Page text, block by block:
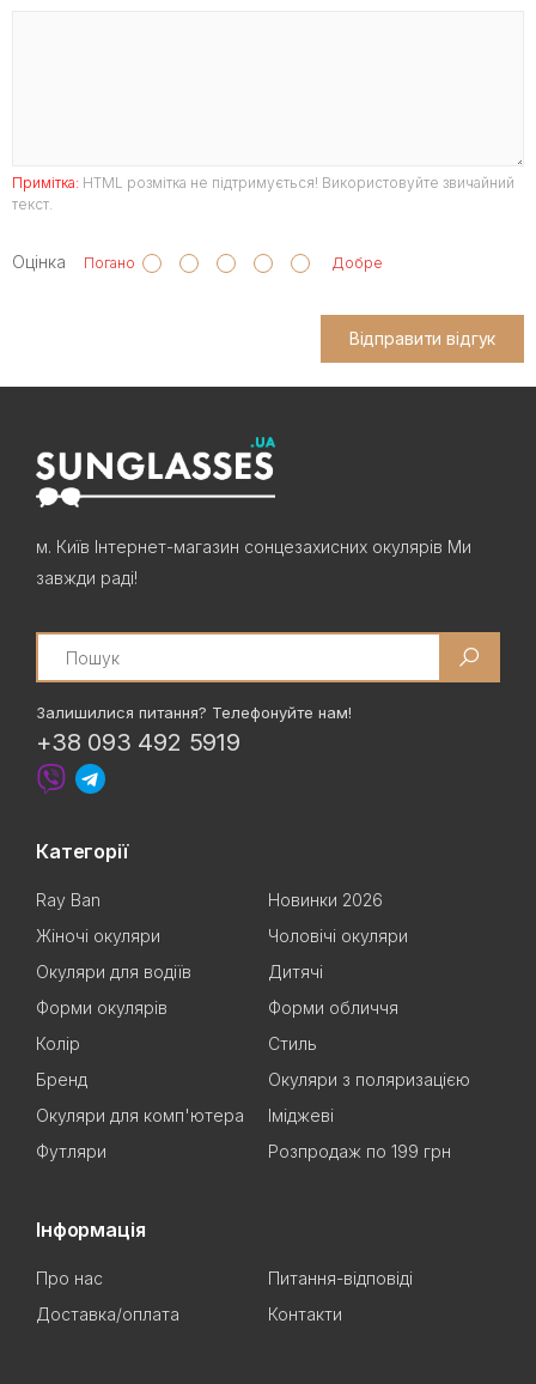
Примітка: HTML розмітка не підтримується! Використовуйте звичайний
текст.
Оцінка Погано Добре
Відправити відгук
м. Київ Інтернет-магазин сонцезахисних окулярів Ми
завжди раді!
Search
Залишилися питання? Телефонуйте нам!
+38 093 492 5919
Категорії
Ray Ban
Новинки 2026
Жіночі окуляри
Чоловічі окуляри
Окуляри для водіїв
Дитячі
Форми окулярів
Форми обличчя
Колір
Стиль
Бренд
Окуляри з поляризацією
Окуляри для комп'ютера
Іміджеві
Футляри
Розпродаж по 199 грн
Інформація
Про нас
Питання-відповіді
Доставка/оплата
Контакти